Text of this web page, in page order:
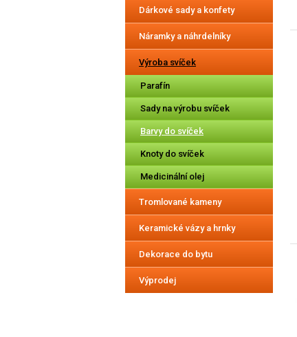
Dárkové sady a konfety
Náramky a náhrdelníky
Výroba svíček
Parafín
Sady na výrobu svíček
Barvy do svíček
Knoty do svíček
Medicinální olej
Tromlované kameny
Keramické vázy a hrnky
Dekorace do bytu
Výprodej